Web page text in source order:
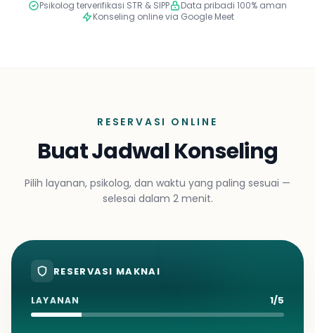
Psikolog terverifikasi STR & SIPP
Data pribadi 100% aman
Konseling online via Google Meet
RESERVASI ONLINE
Buat Jadwal Konseling
Pilih layanan, psikolog, dan waktu yang paling sesuai —
selesai dalam 2 menit.
RESERVASI MAKNAI
LAYANAN 1/5